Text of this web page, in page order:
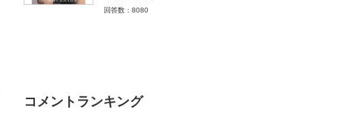
回答数：8080
コメントランキング